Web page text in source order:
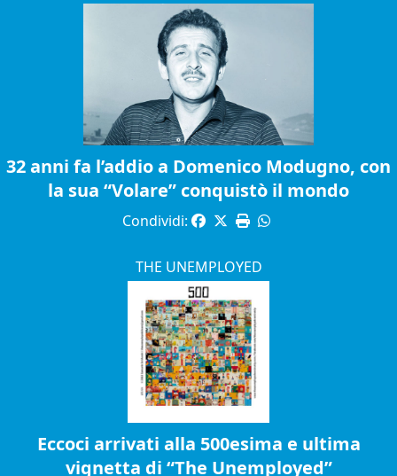
32 anni fa l’addio a Domenico Modugno, con
la sua “Volare” conquistò il mondo
Condividi:
THE UNEMPLOYED
Eccoci arrivati alla 500esima e ultima
vignetta di “The Unemployed”